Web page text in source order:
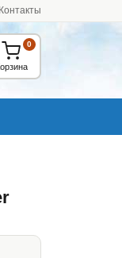
Контакты
0